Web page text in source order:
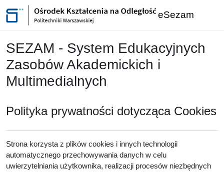
Przejdź do głównej zawartości
eSezam
SEZAM - System Edukacyjnych
Zasobów Akademickich i
Multimedialnych
Polityka prywatności dotycząca Cookies
Strona korzysta z plików cookies i innych technologii
automatycznego przechowywania danych w celu
uwierzytelniania użytkownika, realizacji procesów niezbędnych